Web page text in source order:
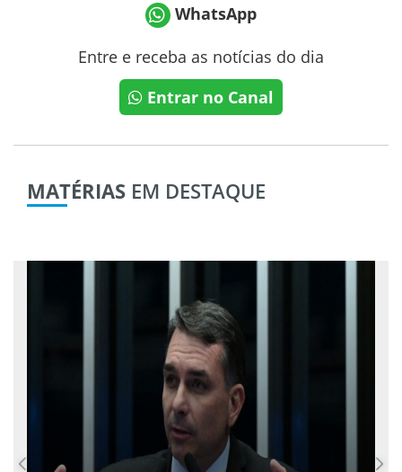
WhatsApp
Entre e receba as notícias do dia
Entrar no Canal
MATÉRIAS EM DESTAQUE